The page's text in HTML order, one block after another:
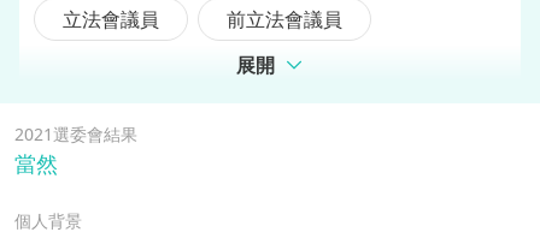
立法會議員
前立法會議員
展開
2021選委會結果
當然
個人背景